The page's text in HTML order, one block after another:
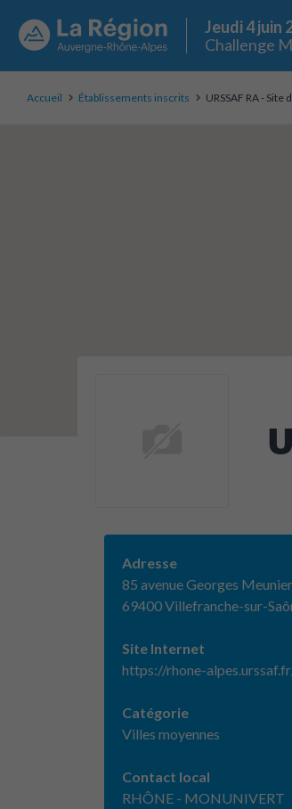
Jeudi 4 juin
Challenge
Accueil Établissements inscrits URSSAF RA -
Adresse
85 avenue Georges Meunier
69400 Villefranche-sur-
Site Internet
https://rhone-
Catégorie
Villes moyennes
Contact local
RHÔNE - MONUNIVERT